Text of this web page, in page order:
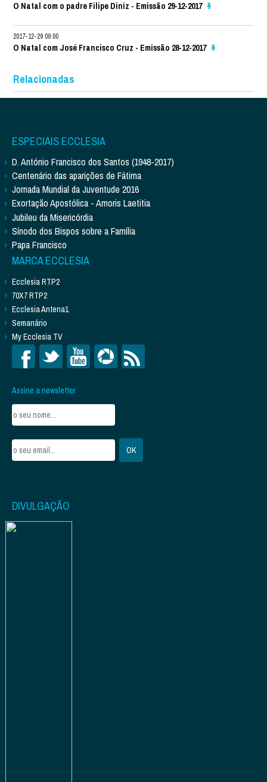
O Natal com o padre Filipe Diniz - Emissão 29-12-2017
2017-12-29 09:00
O Natal com José Francisco Cruz - Emissão 28-12-2017
Relacionadas
ESPECIAIS ECCLESIA
D. António Francisco dos Santos (1948-2017)
Centenário das aparições de Fátima
Jornada Mundial da Juventude 2016
Exortação Apostólica - Amoris Laetitia
Jubileu da Misericórdia
Sínodo dos Bispos sobre a Família
Papa Francisco
MARCA ECCLESIA
Ecclesia RTP2
70X7 RTP2
Ecclesia Antena1
Semanário
My Ecclesia TV
Assine a newsletter
DIVULGAÇÃO